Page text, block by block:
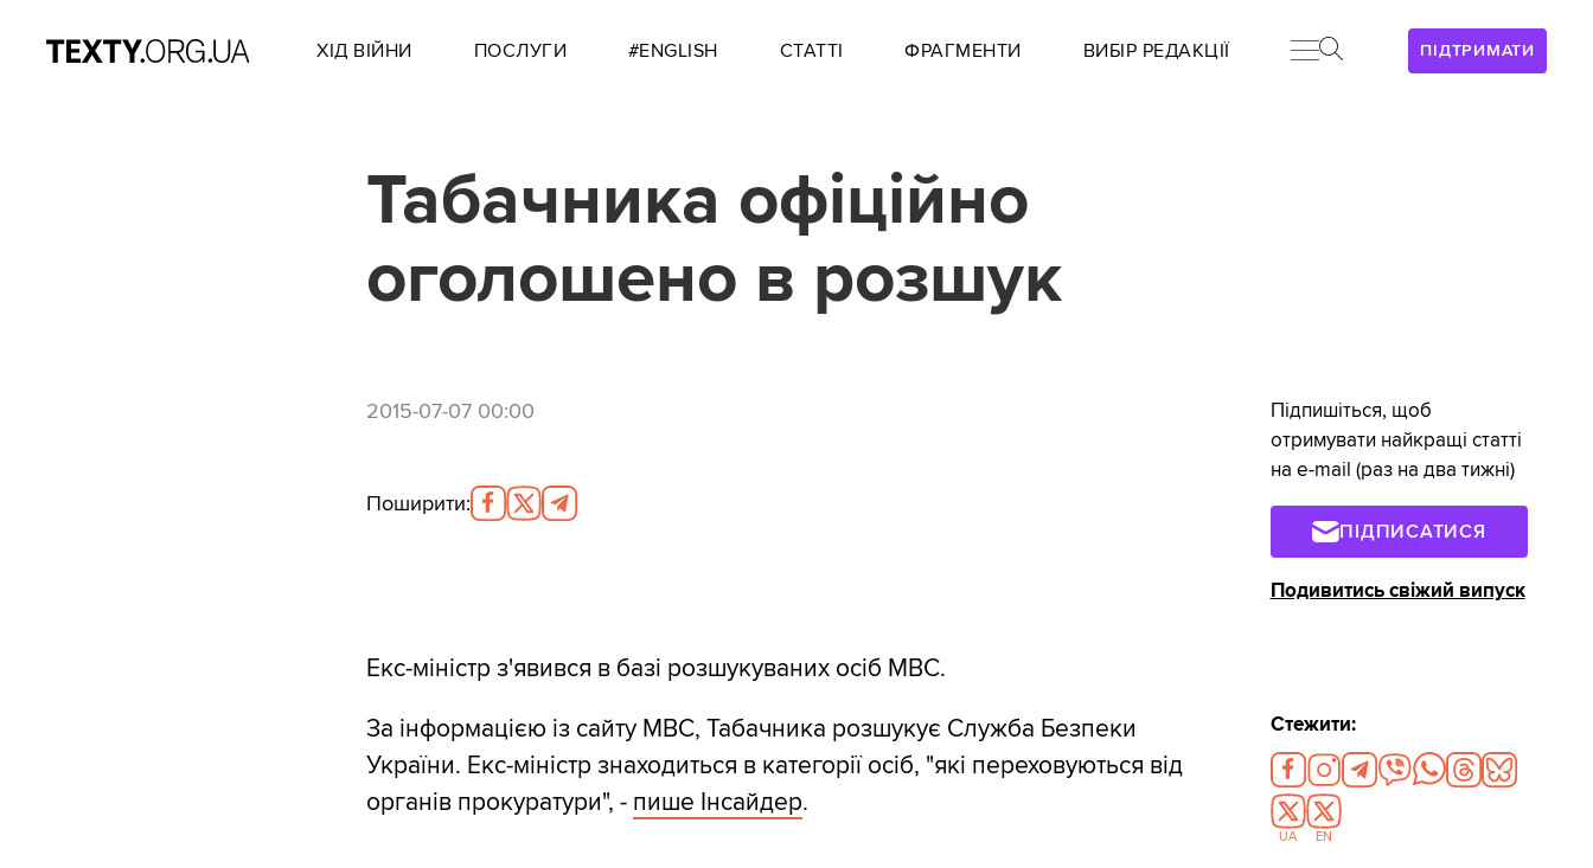
ПІДТРИМАТИ
ХІД ВІЙНИ ПОСЛУГИ #ENGLISH СТАТТІ ФРАГМЕНТИ ВИБІР РЕДАКЦІЇ
Табачника офіційно
оголошено в розшук
2015-07-07 00:00
Поширити:
Екс-міністр з'явився в базі розшукуваних осіб МВС.
За інформацією із сайту МВС, Табачника розшукує Служба Безпеки
України. Екс-міністр знаходиться в категорії осіб, "які переховуються від
органів прокуратури", - пише Інсайдер.
Підпишіться, щоб
отримувати найкращі статті
на e-mail (раз на два тижні)
ПІДПИСАТИСЯ
Подивитись свіжий випуск
Стежити:
UA EN